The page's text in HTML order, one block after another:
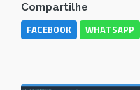
Compartilhe
FACEBOOK WHATSAPP